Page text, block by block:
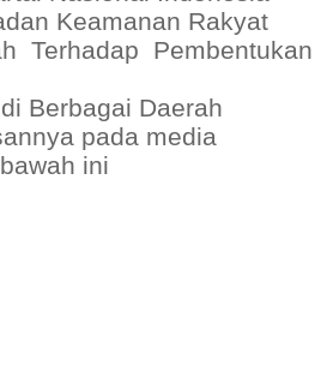
Keamanan Rakyat
Terhadap Pembentukan
Berbagai Daerah
pada media
ini